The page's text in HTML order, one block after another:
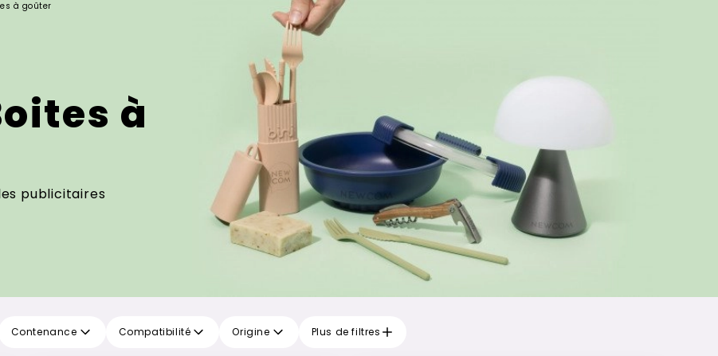
à goûter
à
publicitaires
Contenance Compatibilité Origine Plus de filtres